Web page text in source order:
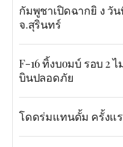
กัมพูชาเปิดฉากยิ ง วั
จ.สุรินทร์
F-16 ทิ้งบoมบ์ รอบ 2
บินปลอดภัย
โดดร่มแทนดั้ม ครั้งแ